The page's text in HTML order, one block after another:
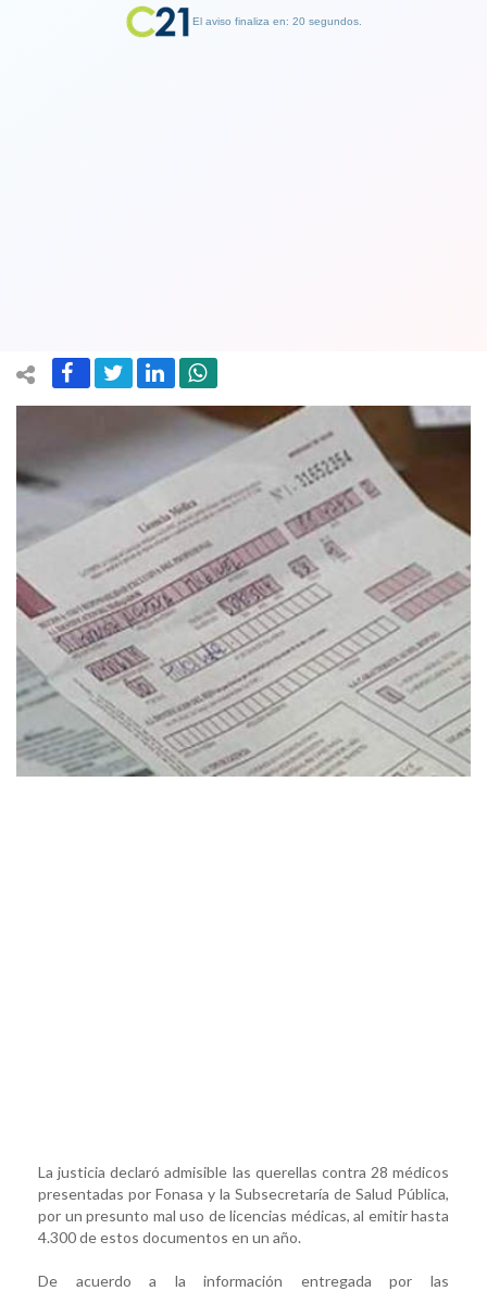
La justicia declaró admisible las querellas contra 28 médicos
presentadas por Fonasa y la Subsecretaría de Salud Pública,
por un presunto mal uso de licencias médicas, al emitir hasta
4.300 de estos documentos en un año.
De acuerdo a la información entregada por las
El aviso finaliza en: 19 segundos.